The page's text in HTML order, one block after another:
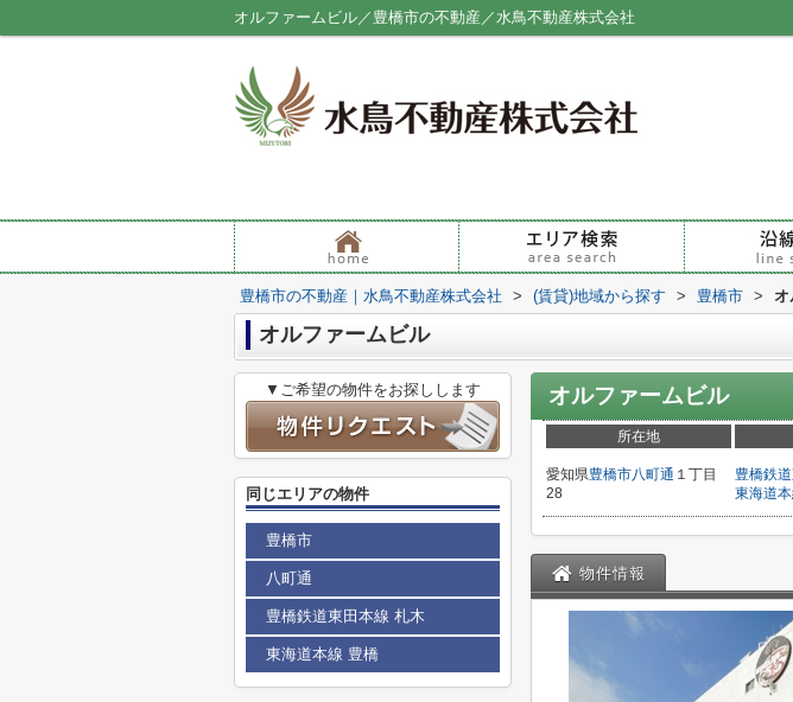
オルファームビル／豊橋市の不動産／水鳥不動産株式会社
豊橋市の不動産｜水鳥不動産株式会社 > (賃貸)地域から探す > 豊橋市 > オ
オルファームビル
オルファームビル
所在地
愛知県豊橋市八町通 １丁目
28
豊橋鉄
東海道
物件情報
▼ご希望の物件をお探しします
同じエリアの物件
豊橋市
八町通
豊橋鉄道東田本線 札木
東海道本線 豊橋